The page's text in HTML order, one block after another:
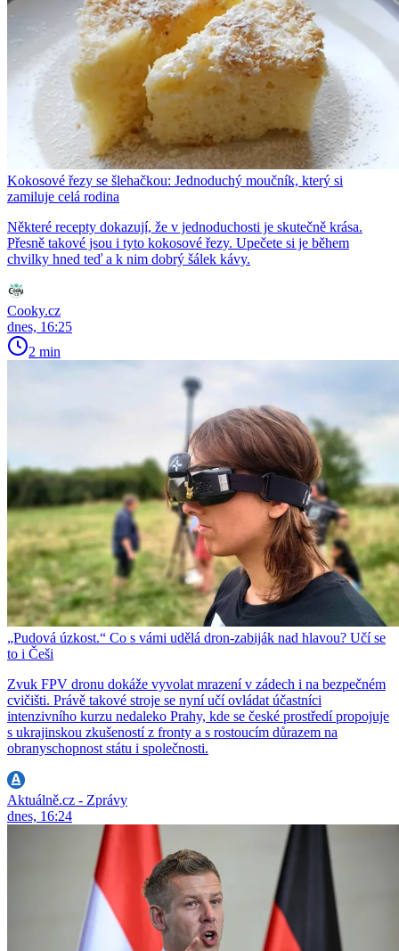
Kokosové řezy se šlehačkou: Jednoduchý moučník, který si
zamiluje celá rodina
Některé recepty dokazují, že v jednoduchosti je skutečně krása.
Přesně takové jsou i tyto kokosové řezy. Upečete si je během
chvilky hned teď a k nim dobrý šálek kávy.
Cooky.cz
dnes, 16:25
2 min
„Pudová úzkost.“ Co s vámi udělá dron-zabiják nad hlavou? Učí se
to i Češi
Zvuk FPV dronu dokáže vyvolat mrazení v zádech i na bezpečném
cvičišti. Právě takové stroje se nyní učí ovládat účastníci
intenzivního kurzu nedaleko Prahy, kde se české prostředí propojuje
s ukrajinskou zkušeností z fronty a s rostoucím důrazem na
obranyschopnost státu i společnosti.
Aktuálně.cz - Zprávy
dnes, 16:24